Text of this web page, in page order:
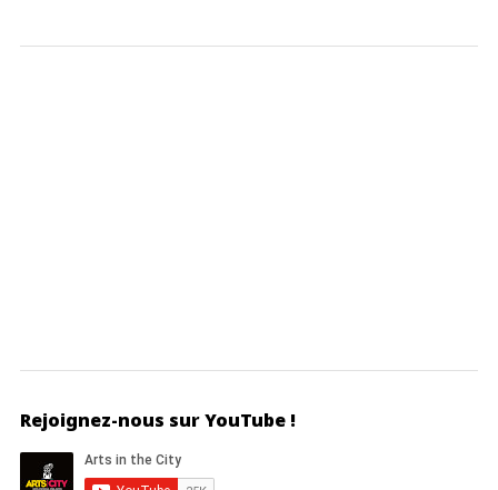
Rejoignez-nous sur YouTube !